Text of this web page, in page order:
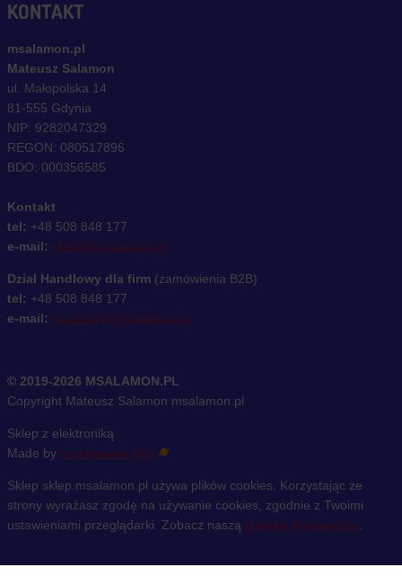
KONTAKT
msalamon.pl
Mateusz Salamon
ul. Małopolska 14
81-555 Gdynia
NIP: 9282047329
REGON: 080517896
BDO: 000356585
Kontakt
tel: +48 508 848 177
e-mail: sklep@msalamon.pl
Dział Handlowy dla firm (zamówienia B2B)
tel: +48 508 848 177
e-mail: handlowy@msalamon.pl
© 2019-2026 MSALAMON.PL
Copyright Mateusz Salamon msalamon.pl
Sklep z elektroniką
Made by cosmonauts.dev
Sklep sklep.msalamon.pl używa plików cookies. Korzystając ze
strony wyrażasz zgodę na używanie cookies, zgodnie z Twoimi
ustawieniami przeglądarki. Zobacz naszą politykę prywatności